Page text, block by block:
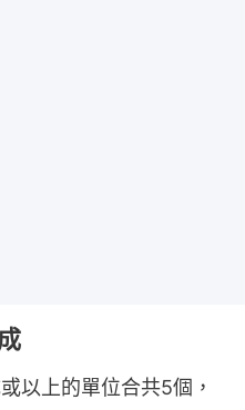
以上的單位合共5個，